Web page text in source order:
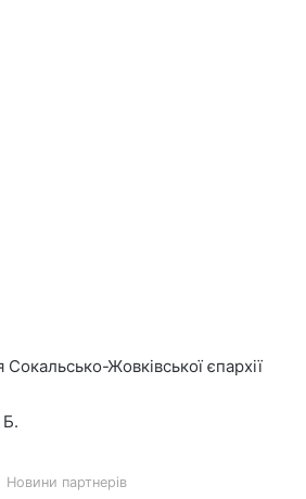
Жовківської єпархії
Новини партнерів
порога до виходу